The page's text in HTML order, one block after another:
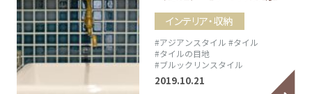
インテリア・収納
#アジアンスタイル #タイル
#タイルの目地
#ブルックリンスタイル
2019.10.21